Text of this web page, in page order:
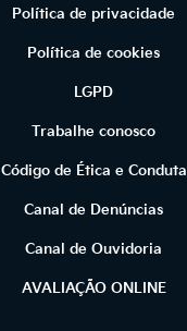
Política de privacidade
Política de cookies
LGPD
Trabalhe conosco
Código de Ética e Conduta
Canal de Denúncias
Canal de Ouvidoria
AVALIAÇÃO ONLINE